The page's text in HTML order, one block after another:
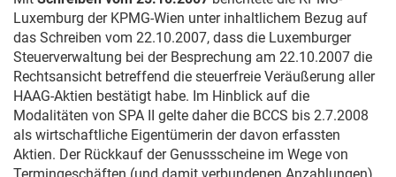
Luxemburg der KPMG-Wien unter inhaltlichem Bezug auf
das Schreiben vom 22.10.2007, dass die Luxemburger
Steuerverwaltung bei der Besprechung am 22.10.2007 die
Rechtsansicht betreffend die steuerfreie Veräußerung aller
HAAG-Aktien bestätigt habe. Im Hinblick auf die
Modalitäten von SPA II gelte daher die BCCS bis 2.7.2008
als wirtschaftliche Eigentümerin der davon erfassten
Aktien. Der Rückkauf der Genussscheine im Wege von